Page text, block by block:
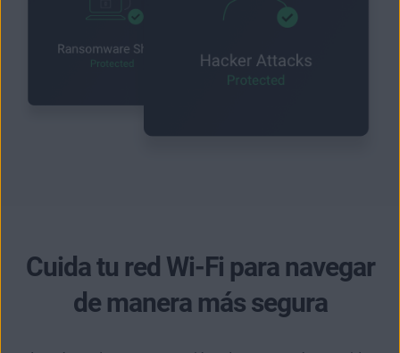
Cuida tu red Wi-Fi para navegar
de manera más segura